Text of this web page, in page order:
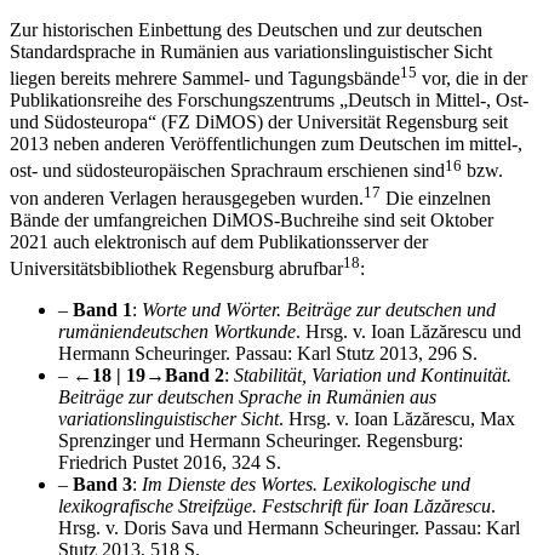
Zur historischen Einbettung des Deutschen und zur deutschen
Standardsprache in Rumänien aus variationslinguistischer Sicht
liegen bereits mehrere Sammel- und Tagungsbände15 vor, die in der
Publikationsreihe des Forschungszentrums „Deutsch in Mittel-, Ost-
und Südosteuropa“ (FZ DiMOS) der Universität Regensburg seit
2013 neben anderen Veröffentlichungen zum Deutschen im mittel-,
ost- und südosteuropäischen Sprachraum erschienen sind16 bzw.
von anderen Verlagen herausgegeben wurden.17 Die einzelnen
Bände der umfangreichen DiMOS-Buchreihe sind seit Oktober
2021 auch elektronisch auf dem Publikationsserver der
Universitätsbibliothek Regensburg abrufbar18:
– Band 1: Worte und Wörter. Beiträge zur deutschen und
rumäniendeutschen Wortkunde. Hrsg. v. Ioan Lăzărescu und
Hermann Scheuringer. Passau: Karl Stutz 2013, 296 S.
– ←18 | 19→Band 2: Stabilität, Variation und Kontinuität.
Beiträge zur deutschen Sprache in Rumänien aus
variationslinguistischer Sicht. Hrsg. v. Ioan Lăzărescu, Max
Sprenzinger und Hermann Scheuringer. Regensburg:
Friedrich Pustet 2016, 324 S.
– Band 3: Im Dienste des Wortes. Lexikologische und
lexikografische Streifzüge. Festschrift für Ioan Lăzărescu.
Hrsg. v. Doris Sava und Hermann Scheuringer. Passau: Karl
Stutz 2013, 518 S.